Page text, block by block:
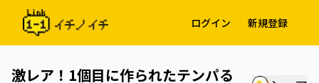
ログイン 新規登録
激レア！1個目に作られたテンパる